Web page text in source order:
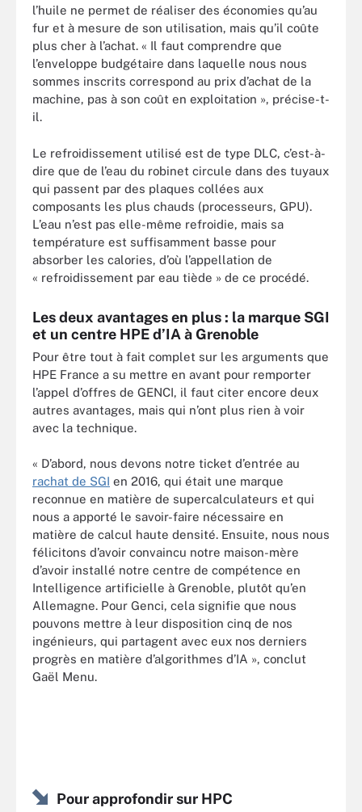
l’huile ne permet de réaliser des économies qu’au
fur et à mesure de son utilisation, mais qu’il coûte
plus cher à l’achat. « Il faut comprendre que
l’enveloppe budgétaire dans laquelle nous nous
sommes inscrits correspond au prix d’achat de la
machine, pas à son coût en exploitation », précise-t-
il.
Le refroidissement utilisé est de type DLC, c’est-à-
dire que de l’eau du robinet circule dans des tuyaux
qui passent par des plaques collées aux
composants les plus chauds (processeurs, GPU).
L’eau n’est pas elle-même refroidie, mais sa
température est suffisamment basse pour
absorber les calories, d’où l’appellation de
« refroidissement par eau tiède » de ce procédé.
Les deux avantages en plus : la marque SGI
et un centre HPE d’IA à Grenoble
Pour être tout à fait complet sur les arguments que
HPE France a su mettre en avant pour remporter
l’appel d’offres de GENCI, il faut citer encore deux
autres avantages, mais qui n’ont plus rien à voir
avec la technique.
« D’abord, nous devons notre ticket d’entrée au
rachat de SGI en 2016, qui était une marque
reconnue en matière de supercalculateurs et qui
nous a apporté le savoir-faire nécessaire en
matière de calcul haute densité. Ensuite, nous nous
félicitons d’avoir convaincu notre maison-mère
d’avoir installé notre centre de compétence en
Intelligence artificielle à Grenoble, plutôt qu’en
Allemagne. Pour Genci, cela signifie que nous
pouvons mettre à leur disposition cinq de nos
ingénieurs, qui partagent avec eux nos derniers
progrès en matière d’algorithmes d’IA », conclut
Gaël Menu.
Pour approfondir sur HPC